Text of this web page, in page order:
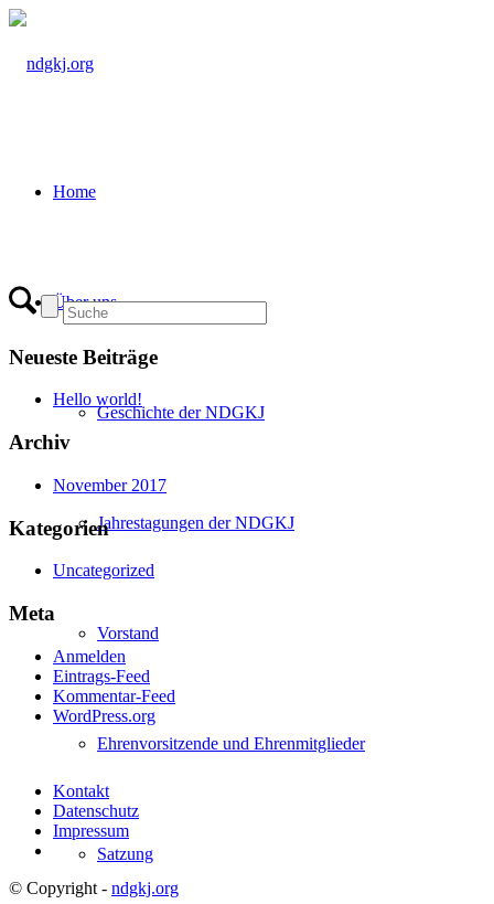
Home
Über uns
Geschichte der NDGKJ
Jahrestagungen der NDGKJ
Vorstand
Ehrenvorsitzende und Ehrenmitglieder
Satzung
Neueste Beiträge
Hello world!
Archiv
November 2017
Kategorien
Uncategorized
Meta
Anmelden
Eintrags-Feed
Kommentar-Feed
WordPress.org
Kontakt
Datenschutz
Impressum
© Copyright - ndgkj.org